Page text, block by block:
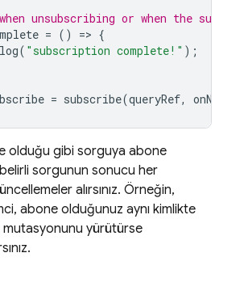
unsubscribing or when the
= () => {
log( "subscription complete!" );
= subscribe(queryRef, onNext
olduğu gibi sorguya abone
sorgunun sonucu her
alırsınız. Örneğin,
abone olduğunuz aynı kimlikte
mutasyonunu yürütürse